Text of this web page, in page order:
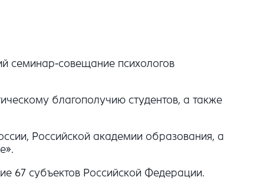
семинар-совещание психологов
благополучию студентов, а также
Российской академии образования, а
67 субъектов Российской Федерации.